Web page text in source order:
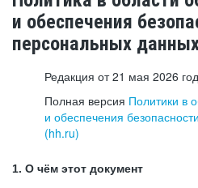
и обеспечения
персональных
Редакция от 21 мая 2026
Полная версия Политики в
и обеспечения
(hh.ru)
1. О чём этот документ